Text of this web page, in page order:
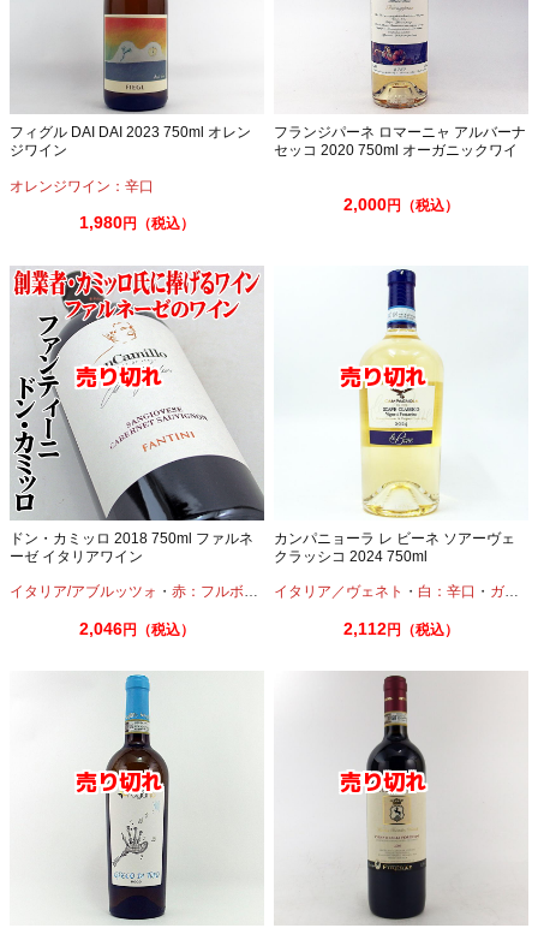
フィグル DAI DAI 2023 750ml オレン
ジワイン
オレンジワイン：辛口
1,980円（税込）
フランジパーネ ロマーニャ アルバーナ
セッコ 2020 750ml オーガニックワイ
2,000円（税込）
ドン・カミッロ 2018 750ml ファルネ
ーゼ イタリアワイン
イタリア/アブルッツォ ・ 赤：フルボディ ・ カベルネ ・サンジョヴェーゼ
2,046円（税込）
カンパニョーラ レ ビーネ ソアーヴェ
クラッシコ 2024 750ml
イタリア／ヴェネト ・ 白：辛口 ・ ガルガネーガ
2,112円（税込）